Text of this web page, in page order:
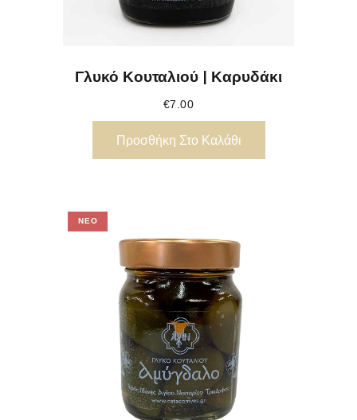
Γλυκό Κουταλιού | Καρυδάκι
€7.00
Προσθήκη Στο Καλάθι
ΝΈΟ